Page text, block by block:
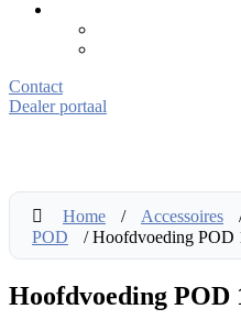
Contact
Dealer portaal
Home / Accessoires
POD
/ Hoofdvoeding POD
Hoofdvoeding POD